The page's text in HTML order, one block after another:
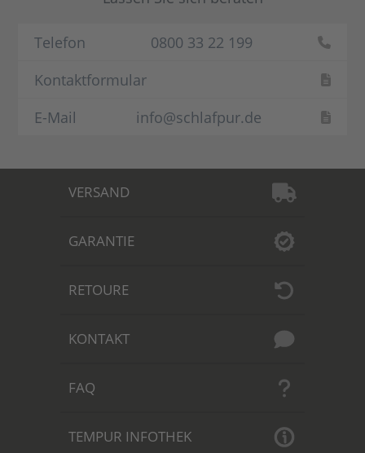
Telefon
0800 33 22 199
Kontaktformular
E-Mail
info@schlafpur.de
VERSAND
GARANTIE
RETOURE
KONTAKT
FAQ
TEMPUR INFOTHEK